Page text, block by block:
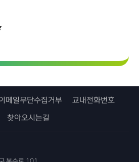
메일무단수집거부 교내전화번호
찾아오시는길